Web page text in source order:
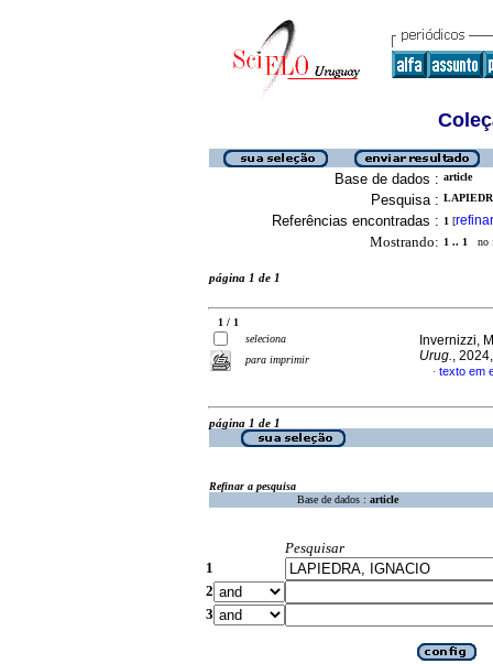
Base de dados : article
Pesquisa :
Referências encontradas : 1 [refinar
Mostrando: 1 .. 1 no
página 1 de 1
1 / 1
seleciona
para imprimir
Invernizzi,
Urug.,
· texto em
página 1 de 1
Refinar a pesquisa
Base de dados : article
Pesquisar
1
2
3